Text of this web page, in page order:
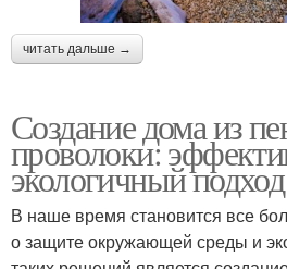
читать дальше →
Создание дома из
проволоки:
экологичный подход
В наше время становится все
о защите окружающей среды и